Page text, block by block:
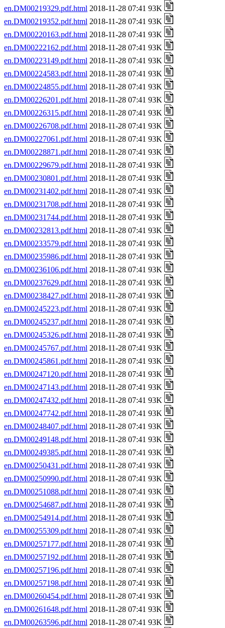
en.DM00219329.pdf.html 2018-11-28 07:41 93K
en.DM00219352.pdf.html 2018-11-28 07:41 93K
en.DM00220163.pdf.html 2018-11-28 07:41 93K
en.DM00222162.pdf.html 2018-11-28 07:41 93K
en.DM00223149.pdf.html 2018-11-28 07:41 93K
en.DM00224583.pdf.html 2018-11-28 07:41 93K
en.DM00224855.pdf.html 2018-11-28 07:41 93K
en.DM00226201.pdf.html 2018-11-28 07:41 93K
en.DM00226315.pdf.html 2018-11-28 07:41 93K
en.DM00226708.pdf.html 2018-11-28 07:41 93K
en.DM00227061.pdf.html 2018-11-28 07:41 93K
en.DM00228871.pdf.html 2018-11-28 07:41 93K
en.DM00229679.pdf.html 2018-11-28 07:41 93K
en.DM00230801.pdf.html 2018-11-28 07:41 93K
en.DM00231402.pdf.html 2018-11-28 07:41 93K
en.DM00231708.pdf.html 2018-11-28 07:41 93K
en.DM00231744.pdf.html 2018-11-28 07:41 93K
en.DM00232813.pdf.html 2018-11-28 07:41 93K
en.DM00233579.pdf.html 2018-11-28 07:41 93K
en.DM00235986.pdf.html 2018-11-28 07:41 93K
en.DM00236106.pdf.html 2018-11-28 07:41 93K
en.DM00237629.pdf.html 2018-11-28 07:41 93K
en.DM00238427.pdf.html 2018-11-28 07:41 93K
en.DM00245223.pdf.html 2018-11-28 07:41 93K
en.DM00245237.pdf.html 2018-11-28 07:41 93K
en.DM00245326.pdf.html 2018-11-28 07:41 93K
en.DM00245767.pdf.html 2018-11-28 07:41 93K
en.DM00245861.pdf.html 2018-11-28 07:41 93K
en.DM00247120.pdf.html 2018-11-28 07:41 93K
en.DM00247143.pdf.html 2018-11-28 07:41 93K
en.DM00247432.pdf.html 2018-11-28 07:41 93K
en.DM00247742.pdf.html 2018-11-28 07:41 93K
en.DM00248407.pdf.html 2018-11-28 07:41 93K
en.DM00249148.pdf.html 2018-11-28 07:41 93K
en.DM00249385.pdf.html 2018-11-28 07:41 93K
en.DM00250431.pdf.html 2018-11-28 07:41 93K
en.DM00250990.pdf.html 2018-11-28 07:41 93K
en.DM00251088.pdf.html 2018-11-28 07:41 93K
en.DM00254687.pdf.html 2018-11-28 07:41 93K
en.DM00254914.pdf.html 2018-11-28 07:41 93K
en.DM00255309.pdf.html 2018-11-28 07:41 93K
en.DM00257177.pdf.html 2018-11-28 07:41 93K
en.DM00257192.pdf.html 2018-11-28 07:41 93K
en.DM00257196.pdf.html 2018-11-28 07:41 93K
en.DM00257198.pdf.html 2018-11-28 07:41 93K
en.DM00260454.pdf.html 2018-11-28 07:41 93K
en.DM00261648.pdf.html 2018-11-28 07:41 93K
en.DM00263596.pdf.html 2018-11-28 07:41 93K